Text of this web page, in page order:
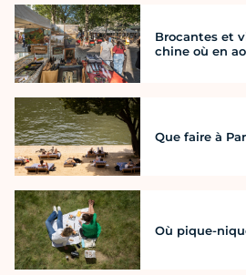
Brocantes et
chine où en
Que faire à
Où pique-